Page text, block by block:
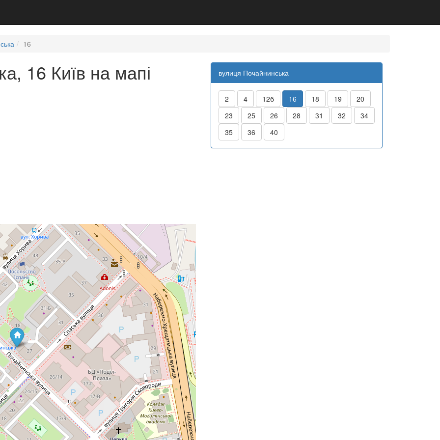
16
16 Київ на мапі вулиця Почайнинська
2 4 12б 16 18 19
20
23
25 26 28 31 32
34
35
36 40